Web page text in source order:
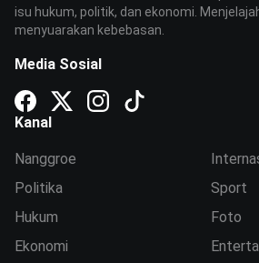
isu hukum, politik, dan ekonomi.
menyuarakan kebebasan.
Media Sosial
Kanal
Nanggroe
Politika
Hukum
Ekonomi
Sport
Foto